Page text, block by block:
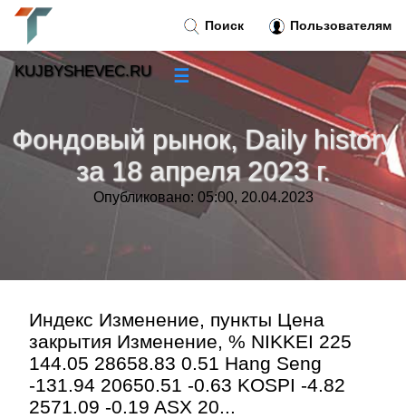
Фондовый рынок, Daily history
за 18 апреля 2023 г.
Опубликовано: 05:00, 20.04.2023
Индекс Изменение, пункты Цена
закрытия Изменение, % NIKKEI 225
144.05 28658.83 0.51 Hang Seng
-131.94 20650.51 -0.63 KOSPI -4.82
2571.09 -0.19 ASX 20...
Поиск Пользователям
KUJBYSHEVEC.RU ☰
»
Тренды новостей »
»
Контакт»